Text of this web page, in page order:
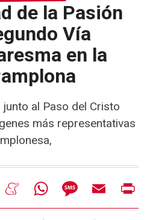
de la Pasión
Vía
en la
al Paso del Cristo
más representativas
MeneameWhatsAppMessageEmail